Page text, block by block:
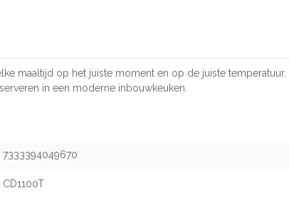
maaltijd op het juiste moment en op de juiste temperatuur.
in een moderne inbouwkeuken.
7333394049670
CD1100T